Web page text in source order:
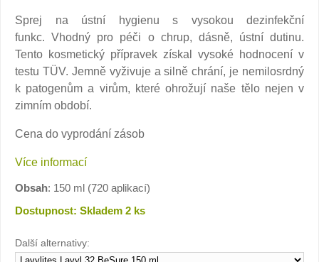
Sprej na ústní hygienu s vysokou dezinfekční
funkc. Vhodný pro péči o chrup, dásně, ústní dutinu.
Tento kosmetický přípravek získal vysoké hodnocení v
testu TÜV. Jemně vyživuje a silně chrání, je nemilosrdný
k patogenům a virům, které ohrožují naše tělo nejen v
zimním období.
Cena do vyprodání zásob
Více informací
Obsah: 150 ml (720 aplikací)
Dostupnost: Skladem 2 ks
Další alternativy: